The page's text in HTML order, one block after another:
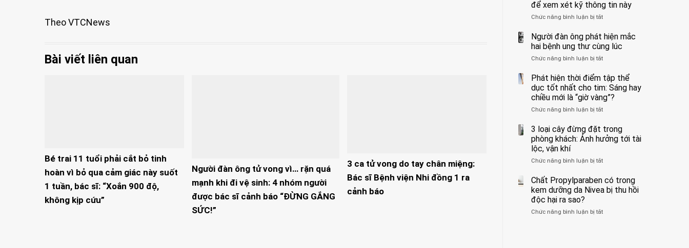
Theo VTCNews
Bài viết liên quan
Bé trai 11 tuổi phải cắt bỏ tinh
hoàn vì bỏ qua cảm giác này suốt
1 tuần, bác sĩ: “Xoắn 900 độ,
không kịp cứu”
Người đàn ông tử vong vì… rặn quá
mạnh khi đi vệ sinh: 4 nhóm người
được bác sĩ cảnh báo “ĐỪNG GẮNG
SỨC!”
3 ca tử vong do tay chân miệng:
Bác sĩ Bệnh viện Nhi đồng 1 ra
cảnh báo
GẮNG
SỨC!”
cảnh
báo
thân”
mà
biết
mà
tiềm
formaldehyde
kim
loại
ăn
nhiều
có
thể
hại
thận
để xem xét kỹ thông tin này
Chức năng bình luận bị tắtở
bác
cảnh
báo
tác
hại
của
1
kiểu
đối
với
và
Bạn
nên
Người đàn ông phát hiện mắc
hai bệnh ung thư cùng lúc
Chức năng bình luận bị tắtở
đàn
ông
phát
hiện
mắc
bệnh
ung
lúc
Phát hiện thời điểm tập thể
dục tốt nhất cho tim: Sáng hay
chiều mới là “giờ vàng”?
Chức năng bình luận bị tắtở
hiện
thời
điểm
thể
tốt
nhất
cho
Sáng
3 loại cây đừng đặt trong
phòng khách: Ảnh hưởng tới tài
lộc, vận khí
Chức năng bình luận bị tắtở
loại
cây
đừng
trong
Chất Propylparaben có trong
kem dưỡng da Nivea bị thu hồi
độc hại ra sao?
Chức năng bình luận bị tắtở